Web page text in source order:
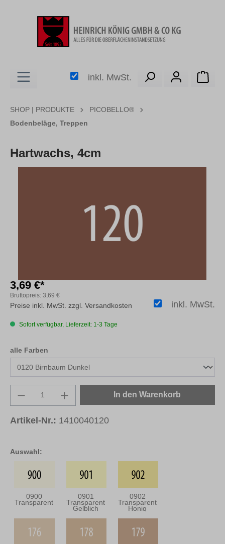
inkl. MwSt.
SHOP | PRODUKTE
PICOBELLO®
Bodenbeläge, Treppen
Hartwachs, 4cm
Auswahl:
0900
Transparent
0901
Transparent
Gelblich
0902
Transparent
Honig
3,69 €*
Bruttopreis: 3,69 €
inkl. MwSt.
Preise inkl. MwSt. zzgl. Versandkosten
Sofort verfügbar, Lieferzeit: 1-3 Tage
alle Farben
Produkt Anzahl: Gib den gewünschten
In den Warenkorb
Artikel-Nr.: 1410040120